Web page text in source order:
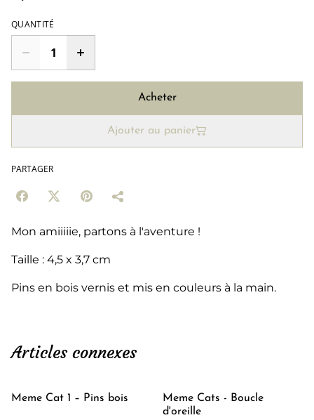
QUANTITÉ
Acheter
Ajouter au panier
PARTAGER
Mon amiiiiie, partons à l'aventure !
Taille : 4,5 x 3,7 cm
Pins en bois vernis et mis en couleurs à la main.
Articles connexes
Meme Cat 1 – Pins bois
Meme Cats - Boucle
d'oreille